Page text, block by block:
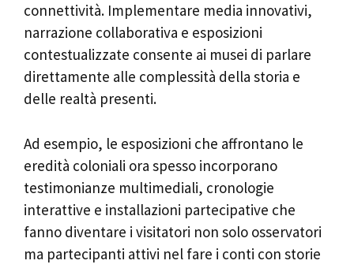
connettività. Implementare media innovativi,
narrazione collaborativa e esposizioni
contestualizzate consente ai musei di parlare
direttamente alle complessità della storia e
delle realtà presenti.
Ad esempio, le esposizioni che affrontano le
eredità coloniali ora spesso incorporano
testimonianze multimediali, cronologie
interattive e installazioni partecipative che
fanno diventare i visitatori non solo osservatori
ma partecipanti attivi nel fare i conti con storie